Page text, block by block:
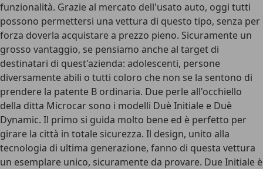
funzionalità. Grazie al mercato dell'usato auto, oggi tutti
possono permettersi una vettura di questo tipo, senza per
forza doverla acquistare a prezzo pieno. Sicuramente un
grosso vantaggio, se pensiamo anche al target di
destinatari di quest'azienda: adolescenti, persone
diversamente abili o tutti coloro che non se la sentono di
prendere la patente B ordinaria. Due perle all'occhiello
della ditta Microcar sono i modelli Duè Initiale e Duè
Dynamic. Il primo si guida molto bene ed è perfetto per
girare la città in totale sicurezza. Il design, unito alla
tecnologia di ultima generazione, fanno di questa vettura
un esemplare unico, sicuramente da provare. Due Initiale è